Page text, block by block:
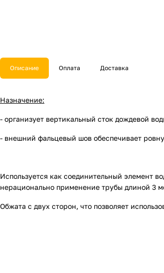
Описание Оплата Доставка
Назначение:
- организует вертикальный сток дождевой
- внешний фальцевый шов обеспечивает
Используется как соединительный элемент
нерационально применение трубы длиной 3
Обжата с двух сторон, что позволяет